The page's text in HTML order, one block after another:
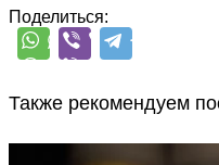
Поделиться:
Также рекомендуем